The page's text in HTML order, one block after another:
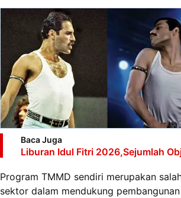
Baca Juga
Liburan Idul Fitri 2026,Sejumlah
Program TMMD sendiri merupakan
sektor dalam mendukung